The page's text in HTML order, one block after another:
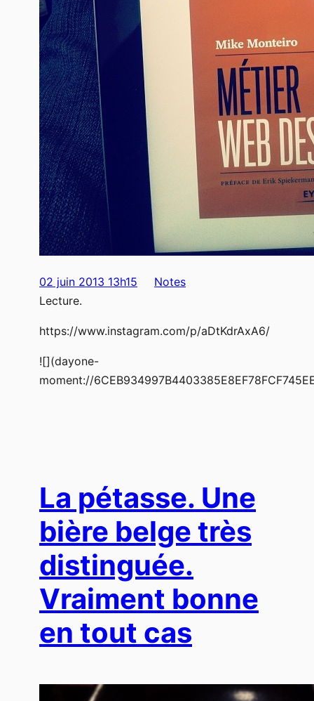
02 juin 2013 13h15
Notes
Lecture.
https://www.instagram.com/p/aDtKdrAxA6/
![](dayone-
moment://
La pétasse. Une
bière belge très
distinguée.
Vraiment bonne
en tout cas